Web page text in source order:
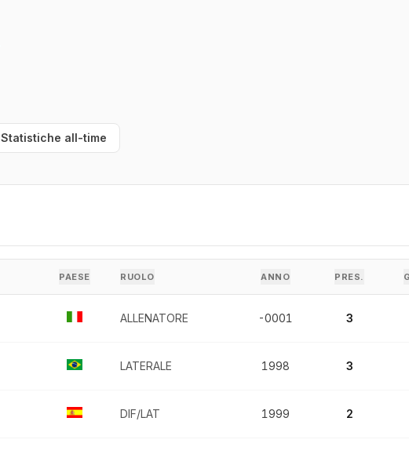
Statistiche all-time
PAESE RUOLO ANNO PRES.
ALLENATORE -0001 3
LATERALE 1998 3
DIF/LAT 1999 2